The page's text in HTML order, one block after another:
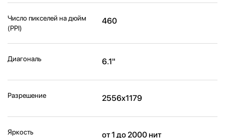
Число пикселей на дюйм
(PPI)
460
Диагональ 6.1"
Разрешение 2556x1179
Яркость от 1 до 2000 нит